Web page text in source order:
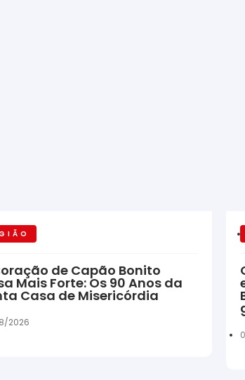
de Capão Bonito
Mais Forte: Os 90 Anos da
Casa de Misericórdia
2026